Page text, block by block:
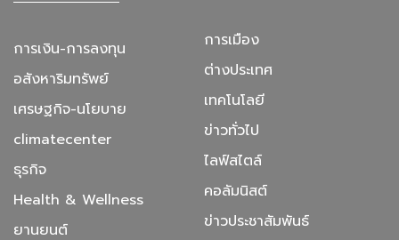
การเงิน-การลงทุน
อสังหาริมทรัพย์
เศรษฐกิจ-นโยบาย
climatecenter
ธุรกิจ
Health & Wellness
ยานยนต์
การเมือง
ต่างประเทศ
เทคโนโลยี
ข่าวทั่วไป
ไลฟ์สไตล์
คอลัมนิสต์
ข่าวประชาสัมพันธ์